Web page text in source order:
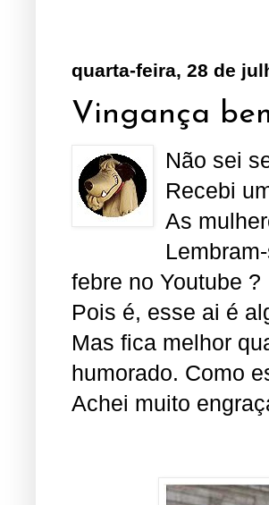
quarta-feira, 28 de
Vingança
Não sei
Recebi
As
febre no Youtube ?
Pois é, esse ai é
Mas fica melhor
humorado. Como
Achei muito